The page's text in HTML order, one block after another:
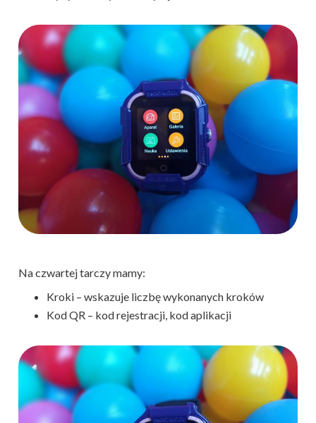
Na czwartej tarczy mamy:
Kroki – wskazuje liczbę wykonanych kroków
Kod QR – kod rejestracji, kod aplikacji